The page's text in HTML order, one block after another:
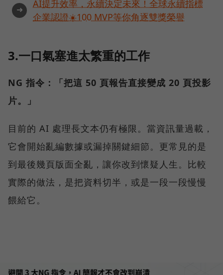
➜
AI提升效率，永續決定未來！全球永續指標
企業認證☀️100 MVP等你角逐雙獎榮譽
3.一口氣塞進太繁重的工作
NG 指令：「把這 50 頁報告直接變成 20 頁投影
片。」
目前的 AI 處理長文本仍有極限。當資訊量過載，
它會開始亂編數據或漏掉關鍵細節。更常見的是
到最後幾頁版面全亂，讓你改到懷疑人生。比較
實際的做法，是把資料切半，或是一段一段慢慢
餵給它。